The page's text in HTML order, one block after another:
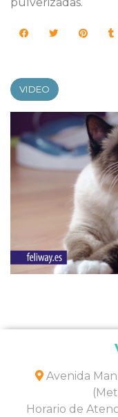
VIDEO
Avenida
Horario de